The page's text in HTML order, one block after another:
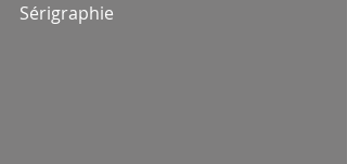
Sérigraphie